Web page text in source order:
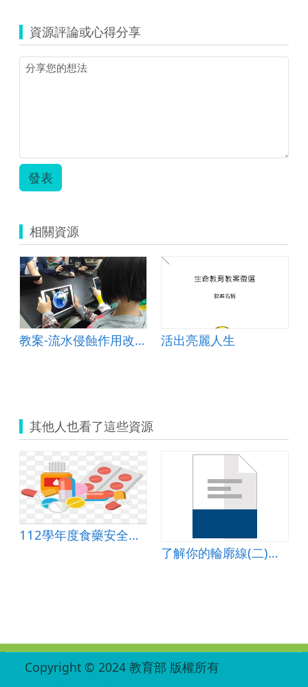
資源評論或心得分享
發表
相關資源
教案-流水侵蝕作用改變地貌&amp;mdash;以峽谷為例
活出亮麗人生
其他人也看了這些資源
112學年度食藥安全教學材料包【國中篇】
了解你的輪廓線(二)測量篇教案
Copyright © 2024 教育部 版權所有